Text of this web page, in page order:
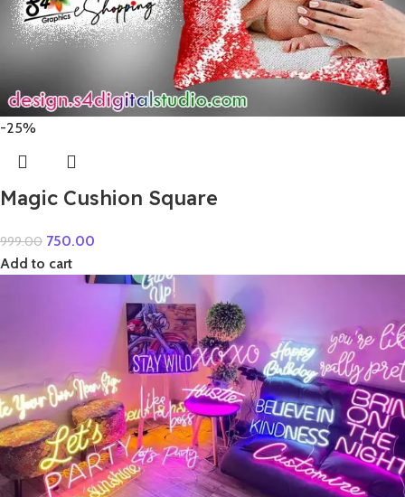
-25%
Magic Cushion Square
999.00 750.00
Add to cart